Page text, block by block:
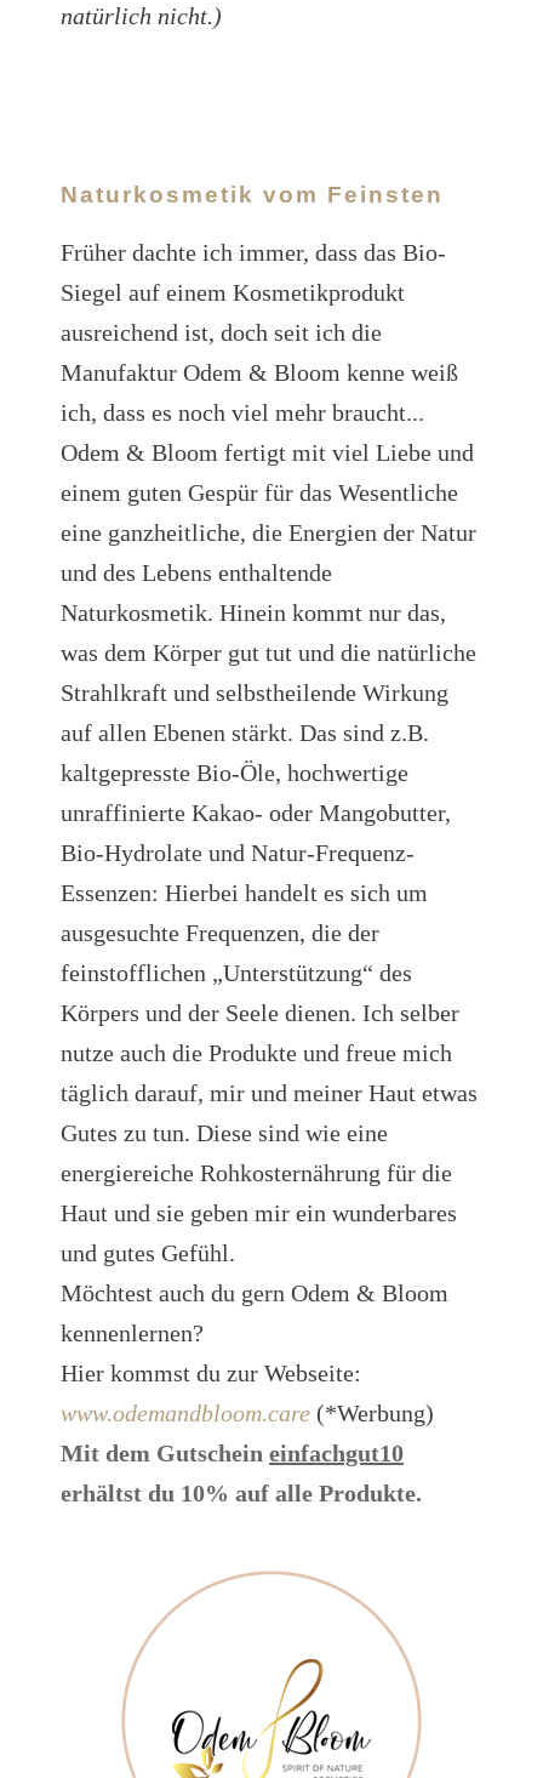
natürlich nicht.)
Naturkosmetik vom Feinsten
Früher dachte ich immer, dass das Bio-
Siegel auf einem Kosmetikprodukt
ausreichend ist, doch seit ich die
Manufaktur Odem & Bloom kenne weiß
ich, dass es noch viel mehr braucht...
Odem & Bloom fertigt mit viel Liebe und
einem guten Gespür für das Wesentliche
eine ganzheitliche, die Energien der Natur
und des Lebens enthaltende
Naturkosmetik. Hinein kommt nur das,
was dem Körper gut tut und die natürliche
Strahlkraft und selbstheilende Wirkung
auf allen Ebenen stärkt. Das sind z.B.
kaltgepresste Bio-Öle, hochwertige
unraffinierte Kakao- oder Mangobutter,
Bio-Hydrolate und Natur-Frequenz-
Essenzen: Hierbei handelt es sich um
ausgesuchte Frequenzen, die der
feinstofflichen „Unterstützung“ des
Körpers und der Seele dienen. Ich selber
nutze auch die Produkte und freue mich
täglich darauf, mir und meiner Haut etwas
Gutes zu tun. Diese sind wie eine
energiereiche Rohkosternährung für die
Haut und sie geben mir ein wunderbares
und gutes Gefühl.
Möchtest auch du gern Odem & Bloom
kennenlernen?
Hier kommst du zur Webseite:
www.odemandbloom.care (*Werbung)
Mit dem Gutschein einfachgut10
erhältst du 10% auf alle Produkte.